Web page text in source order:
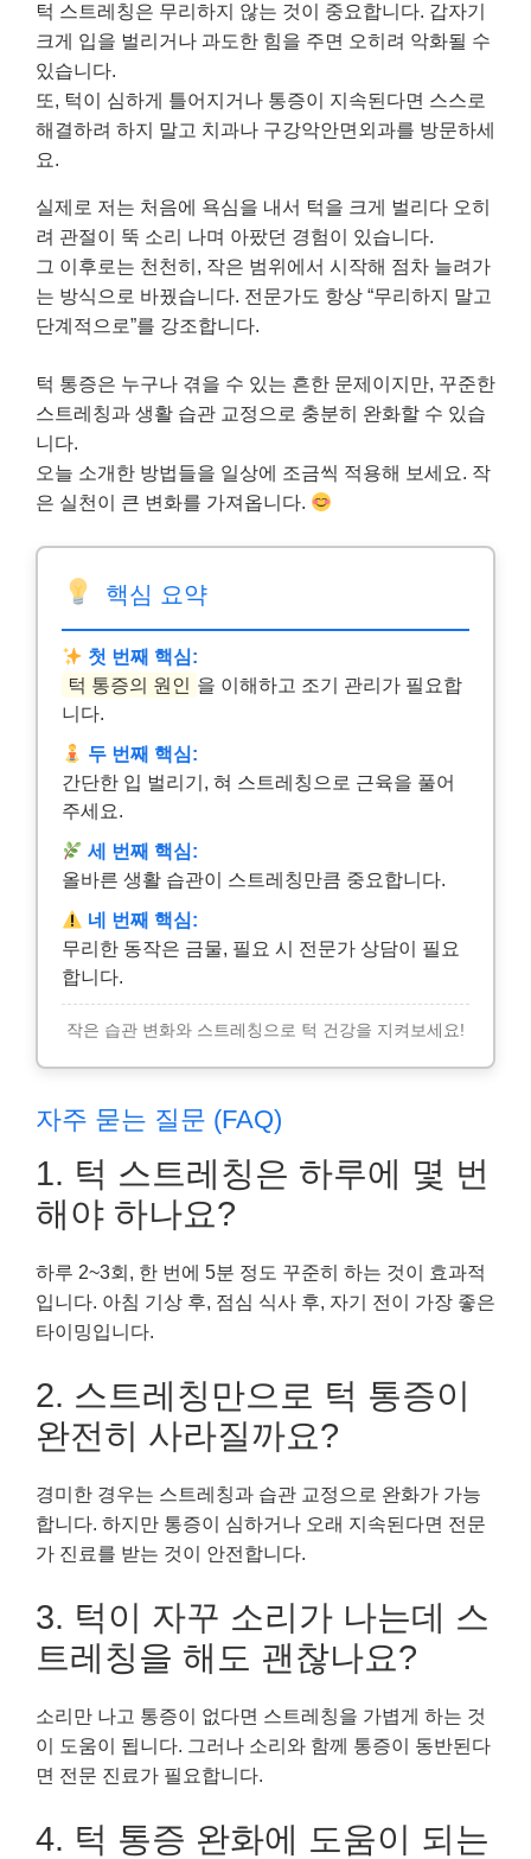
턱 스트레칭은 무리하지 않는 것이 중요합니다. 갑자기
크게 입을 벌리거나 과도한 힘을 주면 오히려 악화될 수
있습니다.
또, 턱이 심하게 틀어지거나 통증이 지속된다면 스스로
해결하려 하지 말고 치과나 구강악안면외과를 방문하세
요.
실제로 저는 처음에 욕심을 내서 턱을 크게 벌리다 오히
려 관절이 뚝 소리 나며 아팠던 경험이 있습니다.
그 이후로는 천천히, 작은 범위에서 시작해 점차 늘려가
는 방식으로 바꿨습니다. 전문가도 항상 “무리하지 말고
단계적으로”를 강조합니다.
턱 통증은 누구나 겪을 수 있는 흔한 문제이지만, 꾸준한
스트레칭과 생활 습관 교정으로 충분히 완화할 수 있습
니다.
오늘 소개한 방법들을 일상에 조금씩 적용해 보세요. 작
은 실천이 큰 변화를 가져옵니다.
핵심 요약
첫 번째 핵심:
턱 통증의 원인 을 이해하고 조기 관리가 필요합
니다.
두 번째 핵심:
간단한 입 벌리기, 혀 스트레칭으로 근육을 풀어
주세요.
세 번째 핵심:
올바른 생활 습관이 스트레칭만큼 중요합니다.
네 번째 핵심:
무리한 동작은 금물, 필요 시 전문가 상담이 필요
합니다.
작은 습관 변화와 스트레칭으로 턱 건강을 지켜보세요!
자주 묻는 질문 (FAQ)
1. 턱 스트레칭은 하루에 몇 번
해야 하나요?
하루 2~3회, 한 번에 5분 정도 꾸준히 하는 것이 효과적
입니다. 아침 기상 후, 점심 식사 후, 자기 전이 가장 좋은
타이밍입니다.
2. 스트레칭만으로 턱 통증이
완전히 사라질까요?
경미한 경우는 스트레칭과 습관 교정으로 완화가 가능
합니다. 하지만 통증이 심하거나 오래 지속된다면 전문
가 진료를 받는 것이 안전합니다.
3. 턱이 자꾸 소리가 나는데 스
트레칭을 해도 괜찮나요?
소리만 나고 통증이 없다면 스트레칭을 가볍게 하는 것
이 도움이 됩니다. 그러나 소리와 함께 통증이 동반된다
면 전문 진료가 필요합니다.
4. 턱 통증 완화에 도움이 되는